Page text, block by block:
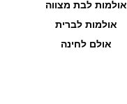
אולמות לבת מצווה
אולמות לברית
אולם לחינה